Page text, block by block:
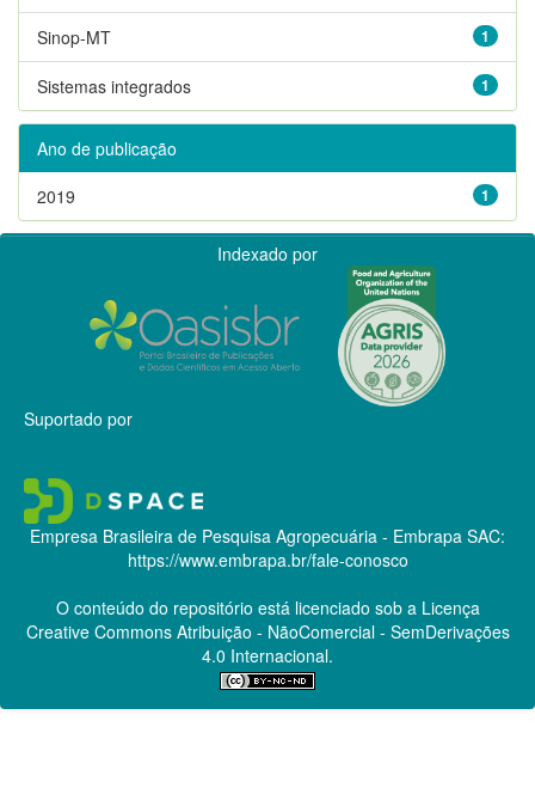
1
Sinop-MT
1
Sistemas integrados
Ano de publicação
1
2019
Indexado por
Suportado por
Empresa Brasileira de Pesquisa Agropecuária - Embrapa SAC:
https://www.embrapa.br/fale-conosco
O conteúdo do repositório está licenciado sob a Licença
Creative CommonsAtribuição - NãoComercial - SemDerivações
4.0 Internacional.